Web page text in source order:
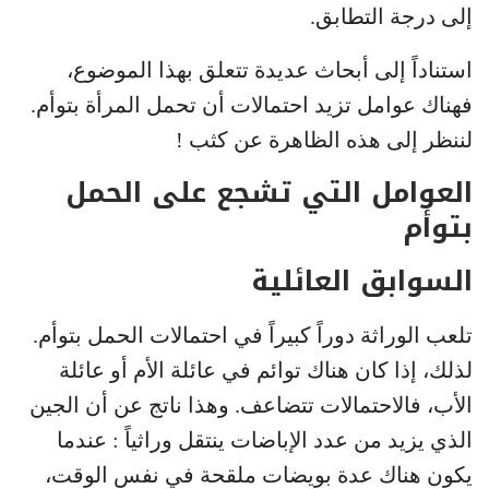
إلى درجة التطابق.
استناداً إلى أبحاث عديدة تتعلق بهذا الموضوع،
فهناك عوامل تزيد احتمالات أن تحمل المرأة بتوأم.
لننظر إلى هذه الظاهرة عن كثب !
العوامل التي تشجع على الحمل
بتوأم
السوابق العائلية
تلعب الوراثة دوراً كبيراً في احتمالات الحمل بتوأم.
لذلك، إذا كان هناك توائم في عائلة الأم أو عائلة
الأب، فالاحتمالات تتضاعف. وهذا ناتج عن أن الجين
الذي يزيد من عدد الإباضات ينتقل وراثياً : عندما
يكون هناك عدة بويضات ملقحة في نفس الوقت،